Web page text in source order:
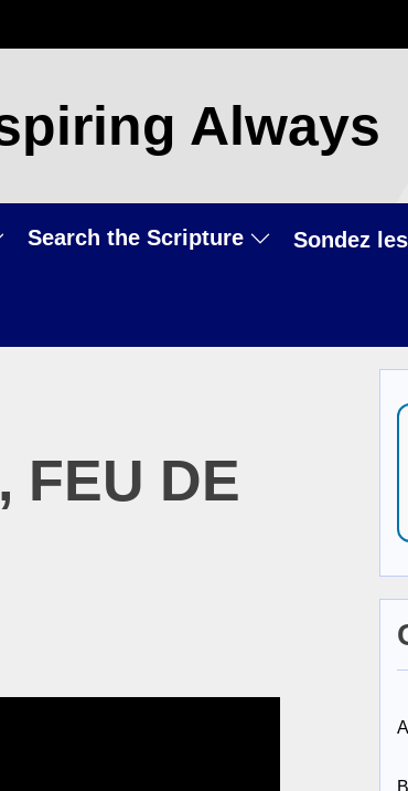
Always
Search the Scripture Sondez
FEU DE